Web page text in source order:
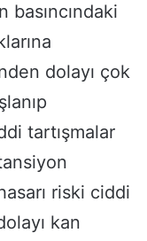
basıncındaki
dolayı çok
tartışmalar
riski ciddi
kan